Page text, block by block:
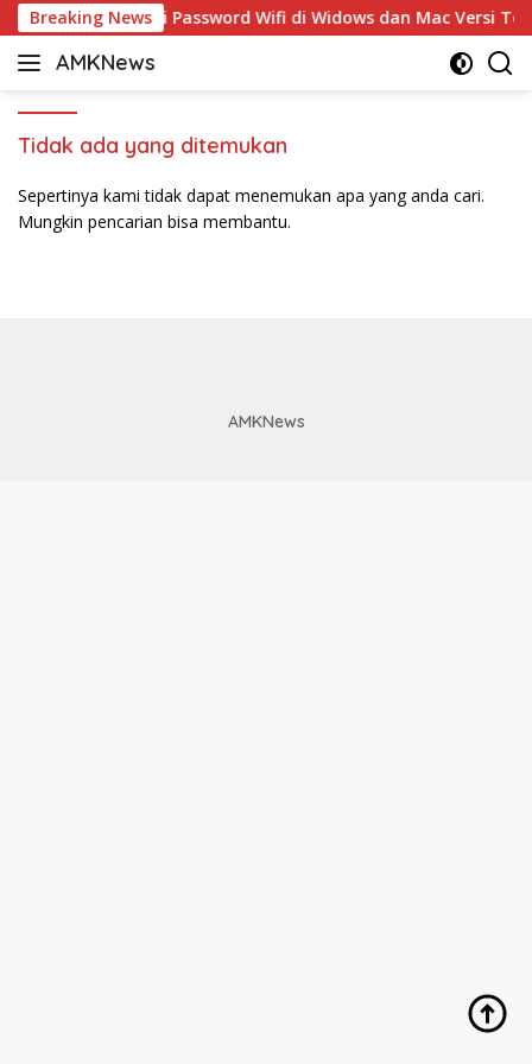
Langsung
ke
konten
Breaking News
5 Cara Ganti Password Wifi di Widows dan Mac Versi
AMKNews
Satu
Informasi
Tidak ada yang ditemukan
Sepertinya kami tidak dapat menemukan apa yang anda cari.
Mungkin pencarian bisa membantu.
AMKNews